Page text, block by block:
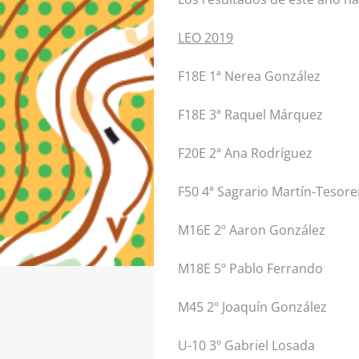
LEO 2019
F18E 1ª Nerea González
F18E 3ª Raquel Márquez
F20E 2ª Ana Rodríguez
F50 4ª Sagrario Martín-
M16E 2º Aaron González
M18E 5º Pablo Ferrando
M45 2º Joaquín González
U-10 3º Gabriel Losada